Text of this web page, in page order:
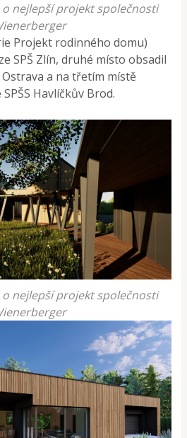
nejlepší projekt společnosti
Projekt rodinného domu)
SPŠ Zlín, druhé místo obsadil
Ostrava a na třetím místě
Havlíčkův Brod.
nejlepší projekt společnosti